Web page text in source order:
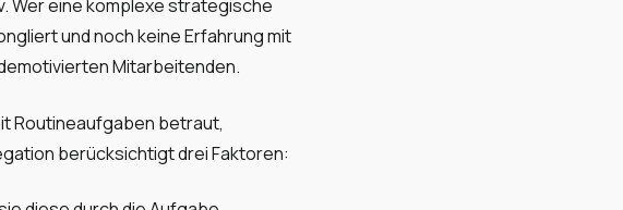
Wer eine komplexe strategische
und noch keine Erfahrung mit
Mitarbeitenden.
Routineaufgaben betraut,
berücksichtigt drei Faktoren: